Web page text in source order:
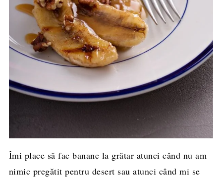
Îmi place să fac banane la grătar atunci când nu am
nimic pregătit pentru desert sau atunci când mi se